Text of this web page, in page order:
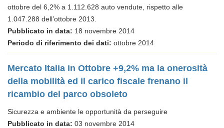
ottobre del 6,2% a 1.112.628 auto vendute, rispetto alle
1.047.288 dell’ottobre 2013.
Pubblicato in data: 18 novembre 2014
Periodo di riferimento dei dati: ottobre 2014
Mercato Italia in Ottobre +9,2% ma la onerosità
della mobilità ed il carico fiscale frenano il
ricambio del parco obsoleto
Sicurezza e ambiente le opportunità da perseguire
Pubblicato in data: 03 novembre 2014